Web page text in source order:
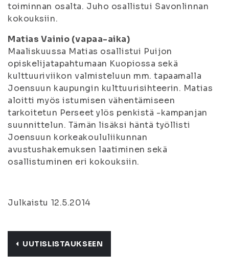
toiminnan osalta. Juho osallistui Savonlinnan
kokouksiin.
Matias Vainio (vapaa-aika)
Maaliskuussa Matias osallistui Puijon
opiskelijatapahtumaan Kuopiossa sekä
kulttuuriviikon valmisteluun mm. tapaamalla
Joensuun kaupungin kulttuurisihteerin. Matias
aloitti myös istumisen vähentämiseen
tarkoitetun Perseet ylös penkistä -kampanjan
suunnittelun. Tämän lisäksi häntä työllisti
Joensuun korkeakoululiikunnan
avustushakemuksen laatiminen sekä
osallistuminen eri kokouksiin.
Julkaistu 12.5.2014
UUTISLISTAUKSEEN